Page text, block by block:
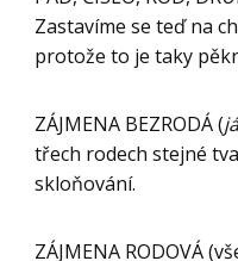
Zastavíme se teď na
protože to je taky
ZÁJMENA BEZRODÁ (
třech rodech stejné
skloňování.
ZÁJMENA RODOVÁ